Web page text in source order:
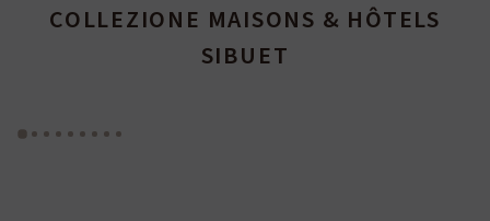
COLLEZIONE MAISONS & HÔTELS
SIBUET